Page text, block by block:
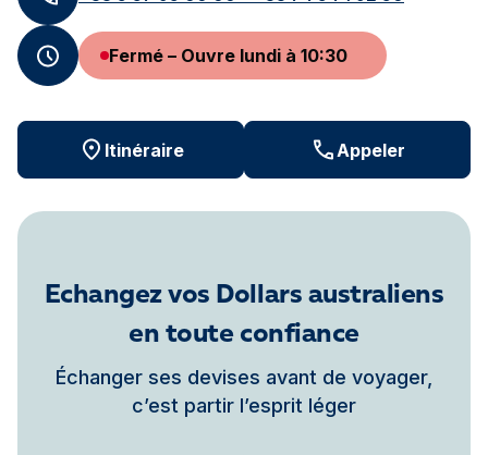
Fermé – Ouvre lundi à 10:30
Itinéraire Appeler
Echangez vos Dollars australiens
en toute confiance
Échanger ses devises avant de voyager,
c’est partir l’esprit léger